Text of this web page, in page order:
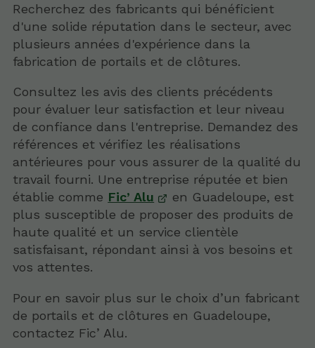
Recherchez des fabricants qui bénéficient
d'une solide réputation dans le secteur, avec
plusieurs années d'expérience dans la
fabrication de portails et de clôtures.
Consultez les avis des clients précédents
pour évaluer leur satisfaction et leur niveau
de confiance dans l'entreprise. Demandez des
références et vérifiez les réalisations
antérieures pour vous assurer de la qualité du
travail fourni. Une entreprise réputée et bien
établie comme Fic’ Alu
en Guadeloupe, est
plus susceptible de proposer des produits de
haute qualité et un service clientèle
satisfaisant, répondant ainsi à vos besoins et
vos attentes.
Pour en savoir plus sur le choix d’un fabricant
de portails et de clôtures en Guadeloupe,
contactez Fic’ Alu.